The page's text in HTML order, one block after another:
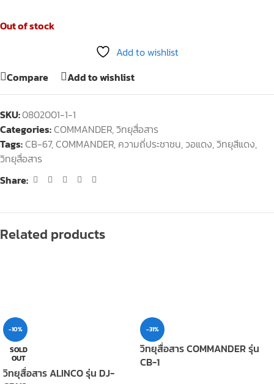
Out of stock
Add to wishlist
Compare
Add to wishlist
SKU:0802001-1-1
Categories:COMMANDER,วิทยุสื่อสาร
Tags:CB-67,COMMANDER, ความถี่ประชาชน, วอแดง,วิทยุสีแดง,
วิทยุสื่อสาร
Share:
Related products
-10%
SOLD
OUT
วิทยุสื่อสาร ALINCO รุ่น DJ-
-31%
วิทยุสื่อสาร COMMANDER รุ่น
CB-1